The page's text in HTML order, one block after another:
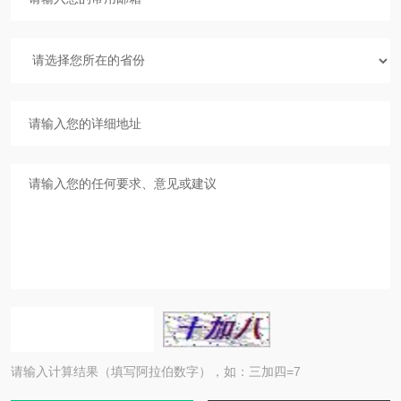
请输入计算结果（填写阿拉伯数字），如：三加四=7